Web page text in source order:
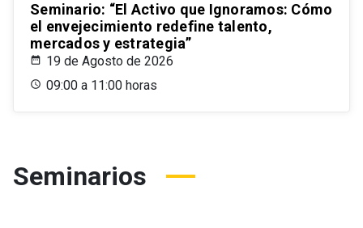
Seminario: “El Activo que Ignoramos: Cómo
el envejecimiento redefine talento,
mercados y estrategia”
19 de Agosto de 2026
09:00 a 11:00 horas
Seminarios